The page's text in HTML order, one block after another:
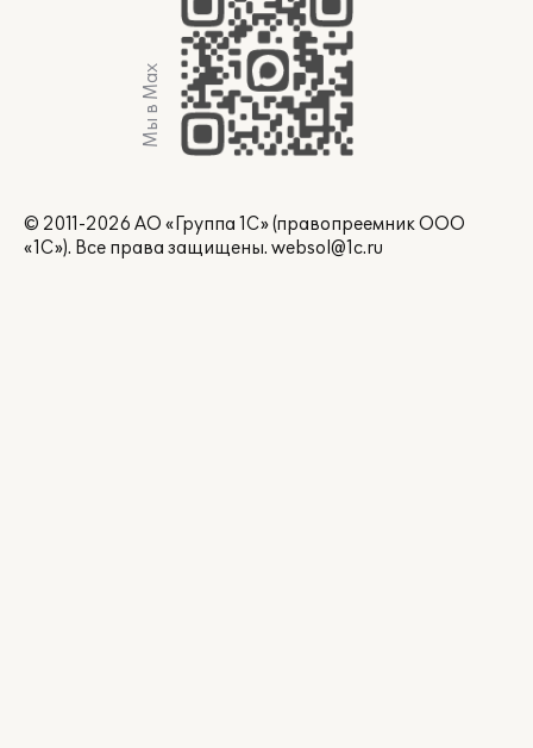
Мы в Max
© 2011-2026 АО «Группа 1С» (правопреемник ООО
«1С»). Все права защищены. websol@1c.ru